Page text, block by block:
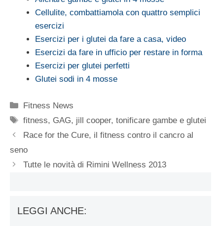
Cellulite, combattiamola con quattro semplici
esercizi
Esercizi per i glutei da fare a casa, video
Esercizi da fare in ufficio per restare in forma
Esercizi per glutei perfetti
Glutei sodi in 4 mosse
Categorie
Fitness News
Tag
fitness, GAG, jill cooper,tonificare gambe e glutei
Race for the Cure, il fitness contro il cancro al
seno
Tutte le novità di Rimini Wellness 2013
LEGGI ANCHE: